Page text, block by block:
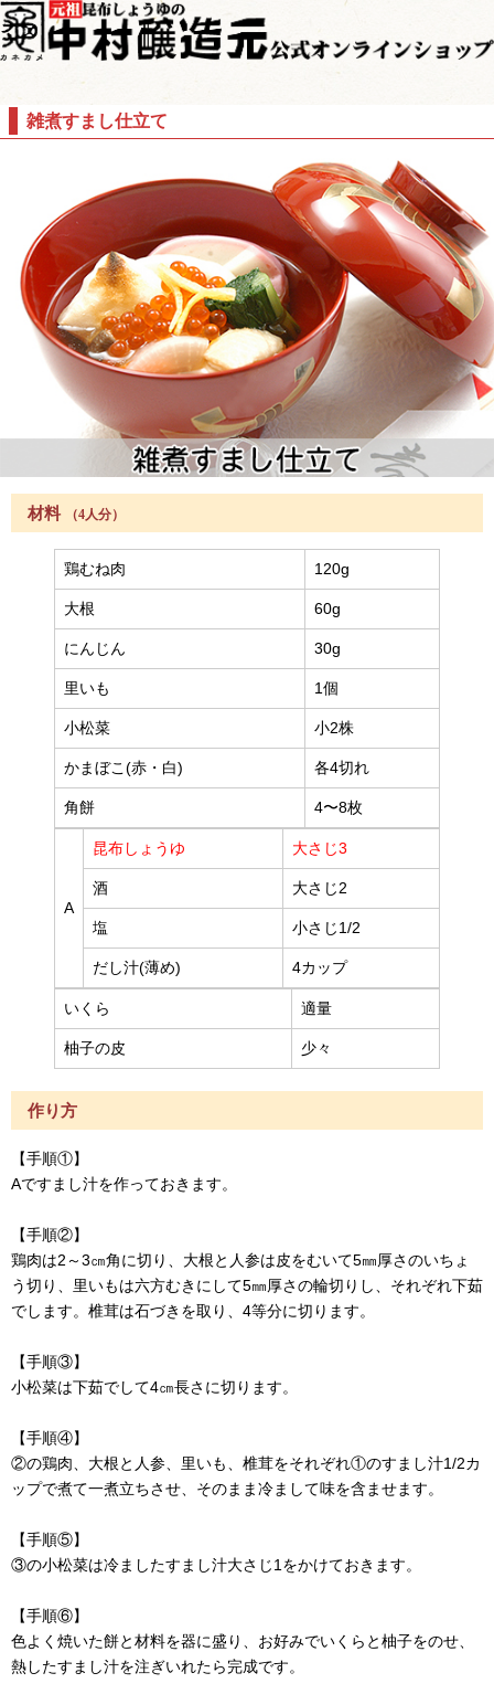
雑煮すまし仕立て
材料 （4人分）
鶏むね肉 120g
大根 60g
にんじん 30g
里いも 1個
小松菜 小2株
かまぼこ(赤・白) 各4切れ
角餅 4〜8枚
A
昆布しょうゆ 大さじ3
酒 大さじ2
塩 小さじ1/2
だし汁(薄め) 4カップ
いくら 適量
柚子の皮 少々
作り方
【手順①】
Aですまし汁を作っておきます。
【手順②】
鶏肉は2～3㎝角に切り、大根と人参は皮をむいて5㎜厚さのいちょ
う切り、里いもは六方むきにして5㎜厚さの輪切りし、それぞれ下茹
でします。椎茸は石づきを取り、4等分に切ります。
【手順③】
小松菜は下茹でして4㎝長さに切ります。
【手順④】
②の鶏肉、大根と人参、里いも、椎茸をそれぞれ①のすまし汁1/2カ
ップで煮て一煮立ちさせ、そのまま冷まして味を含ませます。
【手順⑤】
③の小松菜は冷ましたすまし汁大さじ1をかけておきます。
【手順⑥】
色よく焼いた餅と材料を器に盛り、お好みでいくらと柚子をのせ、
熱したすまし汁を注ぎいれたら完成です。